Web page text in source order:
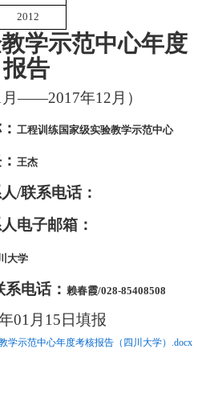
2012
学示范中心年度
报告
月——2017年12 月）
工程训练国家级实验教学示范中心
王杰
/联系电话：
电子邮箱：
大学
电话： 赖春霞/028-85408508
01 月15日填报
学示范中心年度考核报告（四川大学）.docx